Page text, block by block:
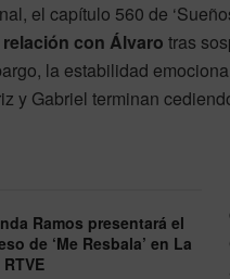
el capítulo 560 de
con Álvaro tras
la estabilidad
y Gabriel terminan
Ramos presentará el
de ‘Me Resbala’ en La